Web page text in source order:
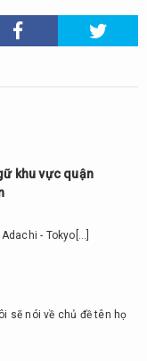
khu vực quận
- Tokyo[…]
sẽ nói về chủ đề tên họ